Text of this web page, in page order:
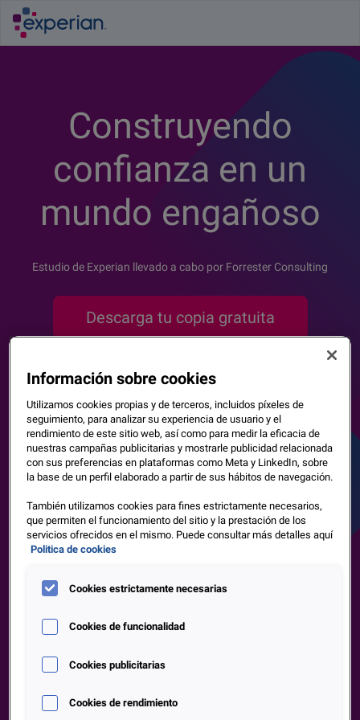
Construyendo
confianza en un
mundo engañoso
Estudio de Experian llevado a cabo por Forrester Consulting
Descarga tu copia gratuita
Información sobre cookies
Utilizamos cookies propias y de terceros, incluidos píxeles de
seguimiento, para analizar su experiencia de usuario y el
rendimiento de este sitio web, así como para medir la eficacia de
nuestras campañas publicitarias y mostrarle publicidad relacionada
con sus preferencias en plataformas como Meta y LinkedIn, sobre
la base de un perfil elaborado a partir de sus hábitos de navegación.
También utilizamos cookies para fines estrictamente necesarios,
que permiten el funcionamiento del sitio y la prestación de los
servicios ofrecidos en el mismo. Puede consultar más detalles aquí
Politica de cookies
Cookies estrictamente necesarias
Cookies de funcionalidad
Cookies publicitarias
Cookies de rendimiento